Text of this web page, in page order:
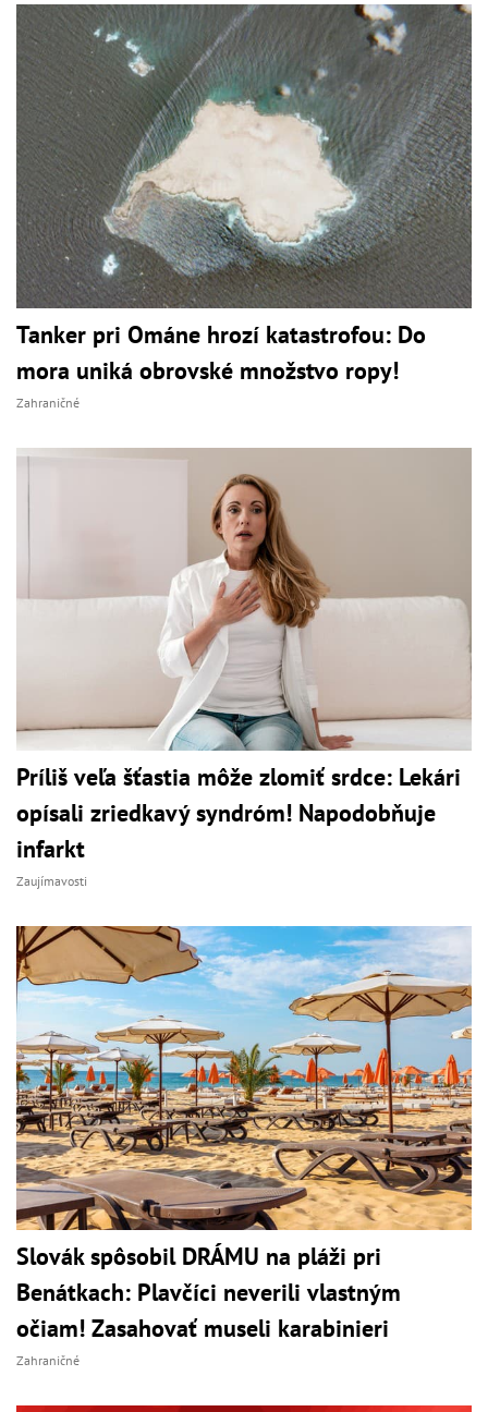
Tanker pri Ománe hrozí katastrofou: Do
mora uniká obrovské množstvo ropy!
Zahraničné
Príliš veľa šťastia môže zlomiť srdce: Lekári
opísali zriedkavý syndróm! Napodobňuje
infarkt
Zaujímavosti
Slovák spôsobil DRÁMU na pláži pri
Benátkach: Plavčíci neverili vlastným
očiam! Zasahovať museli karabinieri
Zahraničné